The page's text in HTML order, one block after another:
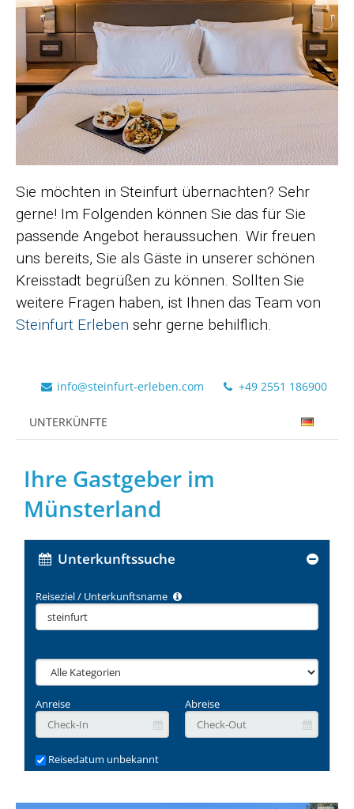
Sie möchten in Steinfurt übernachten? Sehr
gerne! Im Folgenden können Sie das für Sie
passende Angebot heraussuchen. Wir freuen
uns bereits, Sie als Gäste in unserer schönen
Kreisstadt begrüßen zu können. Sollten Sie
weitere Fragen haben, ist Ihnen das Team von
Steinfurt Erleben sehr gerne behilflich.